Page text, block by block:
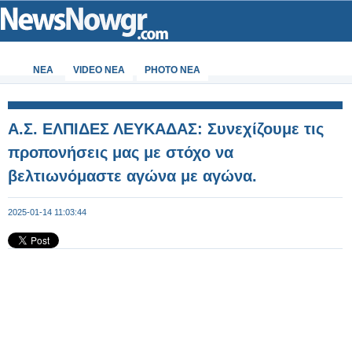
ΝΕΑ VIDEO NEA PHOTO NEA
Α.Σ. ΕΛΠΙΔΕΣ ΛΕΥΚΑΔΑΣ: Συνεχίζουμε τις
προπονήσεις μας με στόχο να
βελτιωνόμαστε αγώνα με αγώνα.
2025-01-14 11:03:44